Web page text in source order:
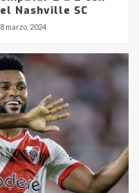
el Nashville SC
8 marzo, 2024